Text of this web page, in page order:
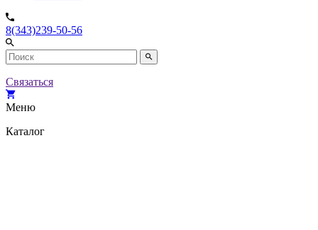
8(343)239-50-56
Связаться
Меню
Каталог